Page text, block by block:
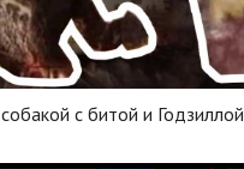
с битой и Годзиллой